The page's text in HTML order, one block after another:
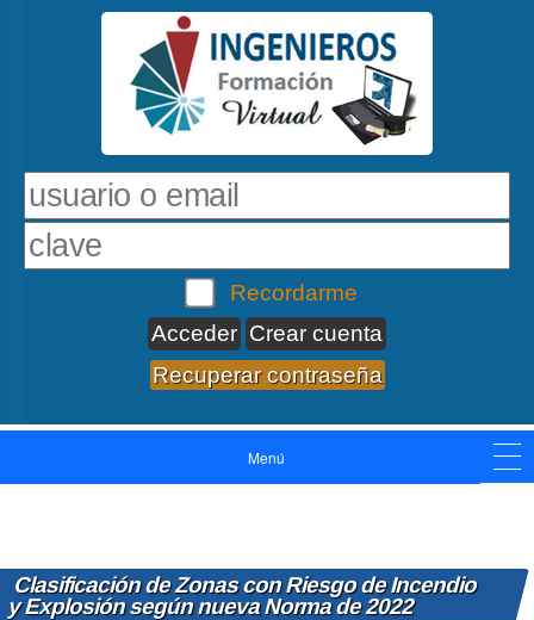
Recordarme
Crear cuenta
Recuperar contraseña
Menú
Clasificación de Zonas con Riesgo de Incendio
y Explosión según nueva Norma de 2022